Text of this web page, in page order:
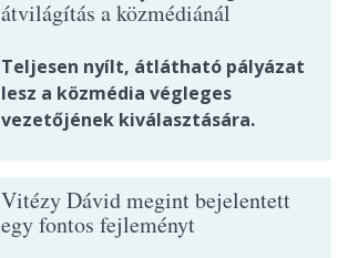
átvilágítás a közmédiánál
Teljesen nyílt, átlátható pályázat
lesz a közmédia végleges
vezetőjének kiválasztására.
Vitézy Dávid megint bejelentett
egy fontos fejleményt